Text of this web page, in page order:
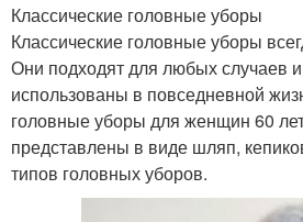
Классические головные уборы
Классические головные уборы
Они подходят для любых случаев
использованы в повседневной
головные уборы для женщин 60
представлены в виде шляп,
типов головных уборов.